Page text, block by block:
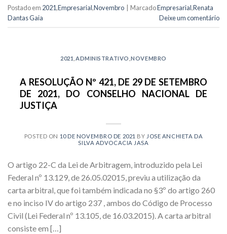
Postado em 2021,Empresarial,Novembro MarcadoEmpresarial,Renata
Dantas Gaia
Deixe um comentário
2021 ADMINISTRATIVO ,NOVEMBRO
A RESOLUÇÃO Nº 421, DE 29 DE SETEMBRO
DE 2021, DO CONSELHO NACIONAL DE
JUSTIÇA
POSTED ON 10 DE NOVEMBRO DE 2021 BY JOSE ANCHIETA DA
SILVA ADVOCACIA JASA
O artigo 22-C da Lei de Arbitragem, introduzido pela Lei
Federal nº 13.129, de 26.05.02015, previu a utilização da
carta arbitral, que foi também indicada no §3º do artigo 260
e no inciso IV do artigo 237 , ambos do Código de Processo
Civil (Lei Federal nº 13.105, de 16.03.2015). A carta arbitral
consiste em […]